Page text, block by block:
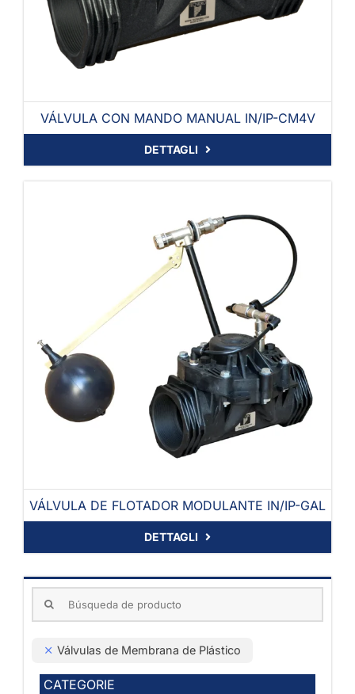
VÁLVULA CON MANDO MANUAL IN/IP-CM4V
DETTAGLI
VÁLVULA DE FLOTADOR MODULANTE IN/IP-GAL
DETTAGLI
Search
Válvulas de Membrana de Plástico
CATEGORIE